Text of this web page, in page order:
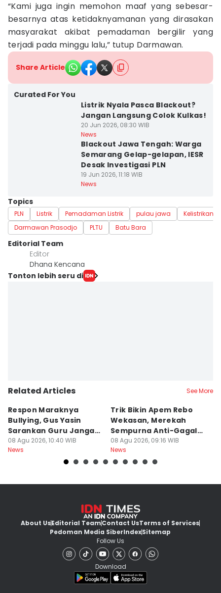
“Kami juga ingin memohon maaf yang sebesar-
besarnya atas ketidaknyamanan yang dirasakan
masyarakat akibat pemadaman bergilir yang
terjadi pada minggu lalu,” tutup Darmawan.
Share Article
Curated For You
Listrik Nyala Pasca Blackout?
Jangan Langsung Colok Kulkas!
20 Jun 2026, 08:30 WIB
News
Blackout Jawa Tengah: Warga
Semarang Gelap-gelapan, IESR
Desak Investigasi PLN
19 Jun 2026, 11:18 WIB
News
Topics
PLN Listrik Pemadaman Listrik pulau jawa
Kelistrikan
Darmawan Prasodjo
PLTU Batu Bara
Editorial Team
Editor
Dhana Kencana
Tonton lebih seru di
Related Articles See More
Respon Maraknya
Bullying, Gus Yasin
Sarankan Guru Jangan
Bebani Siswa
08 Agu 2026, 10:40 WIB
News
Trik Bikin Apem Rebo
Wekasan, Merekah
Sempurna Anti-Gagal
Pakai Cetakan
Rumahan
08 Agu 2026, 09:16 WIB
News
About UsEditorial TeamContact UsTerms of Services
Pedoman Media SiberIndexSitemap
Follow Us
Download